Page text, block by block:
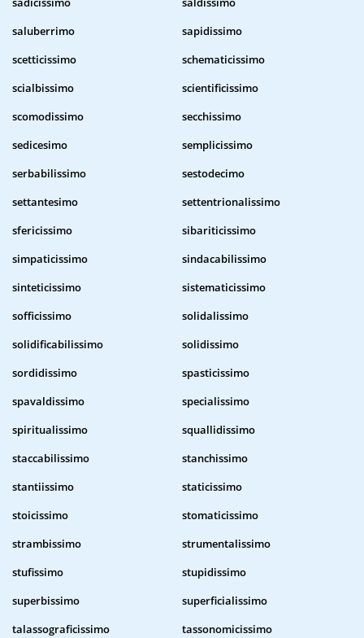
saluberrimo
sapidissimo
scetticissimo
schematicissimo
scialbissimo
scientificissimo
scomodissimo
secchissimo
sedicesimo
semplicissimo
serbabilissimo
sestodecimo
settantesimo
settentrionalissimo
sfericissimo
sibariticissimo
simpaticissimo
sindacabilissimo
sinteticissimo
sistematicissimo
sofficissimo
solidalissimo
solidificabilissimo
solidissimo
sordidissimo
spasticissimo
spavaldissimo
specialissimo
spiritualissimo
squallidissimo
staccabilissimo
stanchissimo
stantiissimo
staticissimo
stoicissimo
stomaticissimo
strambissimo
strumentalissimo
stufissimo
stupidissimo
superbissimo
superficialissimo
talassograficissimo
tassonomicissimo